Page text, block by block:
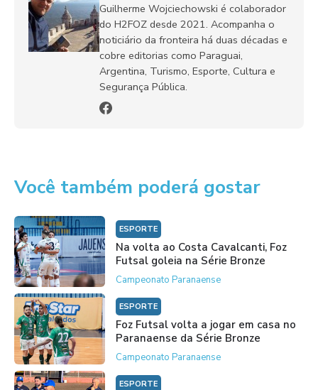
Guilherme Wojciechowski é colaborador
do H2FOZ desde 2021. Acompanha o
noticiário da fronteira há duas décadas e
cobre editorias como Paraguai,
Argentina, Turismo, Esporte, Cultura e
Segurança Pública.
Você também poderá gostar
ESPORTE
Na volta ao Costa Cavalcanti, Foz
Futsal goleia na Série Bronze
Campeonato Paranaense
ESPORTE
Foz Futsal volta a jogar em casa no
Paranaense da Série Bronze
Campeonato Paranaense
ESPORTE